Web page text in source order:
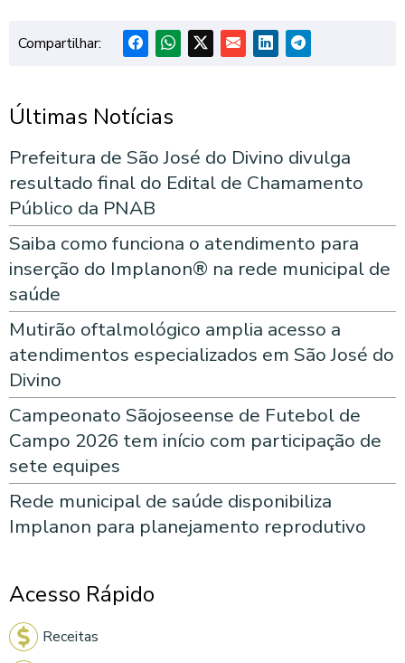
Compartilhar:
Últimas Notícias
Prefeitura de São José do Divino divulga
resultado final do Edital de Chamamento
Público da PNAB
Saiba como funciona o atendimento para
inserção do Implanon® na rede municipal de
saúde
Mutirão oftalmológico amplia acesso a
atendimentos especializados em São José do
Divino
Campeonato Sãojoseense de Futebol de
Campo 2026 tem início com participação de
sete equipes
Rede municipal de saúde disponibiliza
Implanon para planejamento reprodutivo
Acesso Rápido
Receitas